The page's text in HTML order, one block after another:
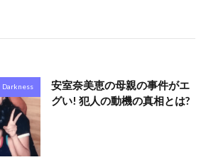
Darkness
安室奈美恵の母親の事件がエ
グい! 犯人の動機の真相とは?